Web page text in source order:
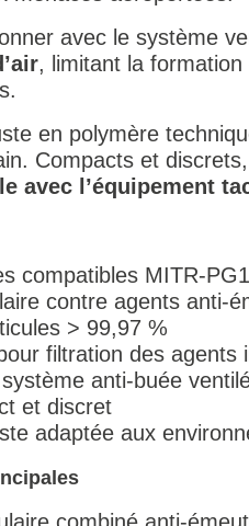
avec le système
, limitant la
en polymère
Compacts et
avec l’équipement
compatibles MITR-PG1
contre agents anti-
> 99,97 %
filtration des agents
anti-buée
et discret
adaptée aux